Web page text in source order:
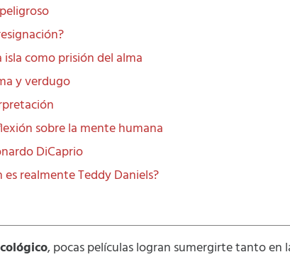
como prisión del alma
y verdugo
sobre la mente humana
DiCaprio
realmente Teddy Daniels?
, pocas películas logran sumergirte tanto en